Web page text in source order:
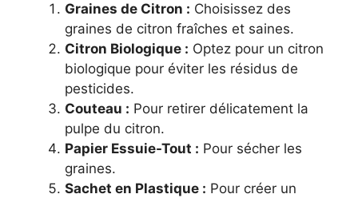
Graines de Citron : Choisissez des
graines de citron fraîches et saines.
Citron Biologique : Optez pour un citron
biologique pour éviter les résidus de
pesticides.
Couteau : Pour retirer délicatement la
pulpe du citron.
Papier Essuie-Tout : Pour sécher les
graines.
Sachet en Plastique : Pour créer un